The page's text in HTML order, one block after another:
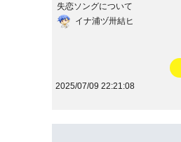
失恋ソングについて
イナ浦ヅ卅結ヒ
2025/07/09 22:21:08